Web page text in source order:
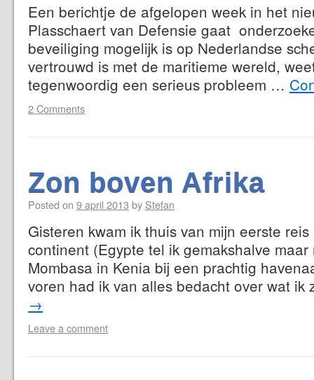
Een berichtje de afgelopen week in het
Plasschaert van Defensie gaat
beveiliging mogelijk is op Nederlandse
vertrouwd is met de maritieme wereld,
tegenwoordig een serieus probleem …
2 Comments
Zon boven Afrika
Posted on 9 april 2013 by Stefan
Gisteren kwam ik thuis van mijn eerste
continent (Egypte tel ik gemakshalve
Mombasa in Kenia bij een prachtig
voren had ik van alles bedacht over wat
→
Leave a comment